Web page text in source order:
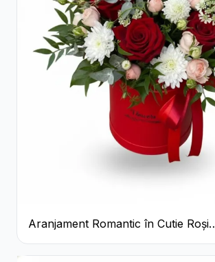
Aranjament Romantic în Cutie Roșie
cu Trandafiri și Crizanteme